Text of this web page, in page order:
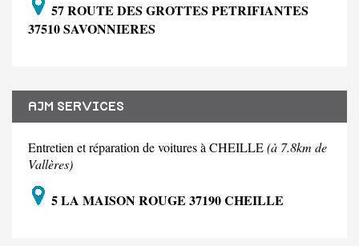
57 ROUTE DES GROTTES PETRIFIANTES
37510 SAVONNIERES
AJM SERVICES
Entretien et réparation de voitures à CHEILLE(à 7.8km de
Vallères)
5 LA MAISON ROUGE 37190 CHEILLE